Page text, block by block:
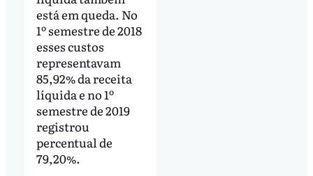
está em queda. No
1º semestre de 2018
esses custos
representavam
85,92% da receita
líquida e no 1º
semestre de 2019
registrou
percentual de
79,20%.